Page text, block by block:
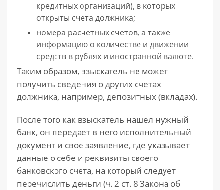
кредитных организаций), в которых
открыты счета должника;
номера расчетных счетов, а также
информацию о количестве и движении
средств в рублях и иностранной валюте.
Таким образом, взыскатель не может
получить сведения о других счетах
должника, например, депозитных (вкладах).
После того как взыскатель нашел нужный
банк, он передает в него исполнительный
документ и свое заявление, где указывает
данные о себе и реквизиты своего
банковского счета, на который следует
перечислить деньги (ч. 2 ст. 8 Закона об